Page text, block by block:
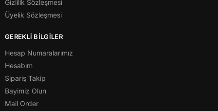
Gizlilik Sözleşmesi
Üyelik Sözleşmesi
GEREKLİ BİLGİLER
Hesap Numaralarımız
Hesabım
Sipariş Takip
Bayimiz Olun
Mail Order